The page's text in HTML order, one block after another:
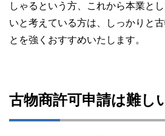
しゃるという方、これから本業と
いと考えている方は、しっかりと
とを強くおすすめいたします。
古物商許可申請は難し